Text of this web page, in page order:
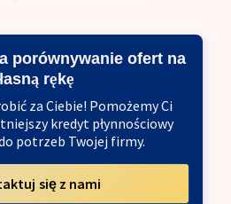
porównywanie ofert na
rękę
za Ciebie! Pomożemy Ci
kredyt płynnościowy
potrzeb Twojej firmy.
się z nami